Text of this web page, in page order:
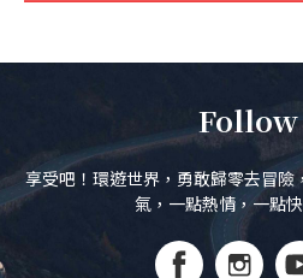
Follow
享受吧！環遊世界，勇敢歸零去冒險
氣，一點熱情，一點